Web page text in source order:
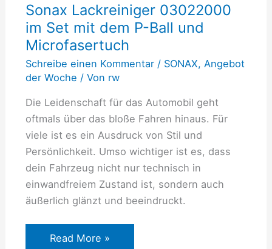
Sonax Lackreiniger 03022000
im Set mit dem P-Ball und
Microfasertuch
Schreibe einen Kommentar / SONAX, Angebot
der Woche / Von rw
Die Leidenschaft für das Automobil geht
oftmals über das bloße Fahren hinaus. Für
viele ist es ein Ausdruck von Stil und
Persönlichkeit. Umso wichtiger ist es, dass
dein Fahrzeug nicht nur technisch in
einwandfreiem Zustand ist, sondern auch
äußerlich glänzt und beeindruckt.
im
Set
mit
dem
P-
und
Microfasertuch
Read More »